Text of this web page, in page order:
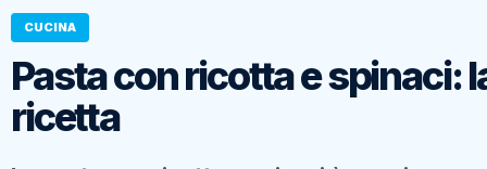
CUCINA
Pasta con ricotta e spinaci:
ricetta